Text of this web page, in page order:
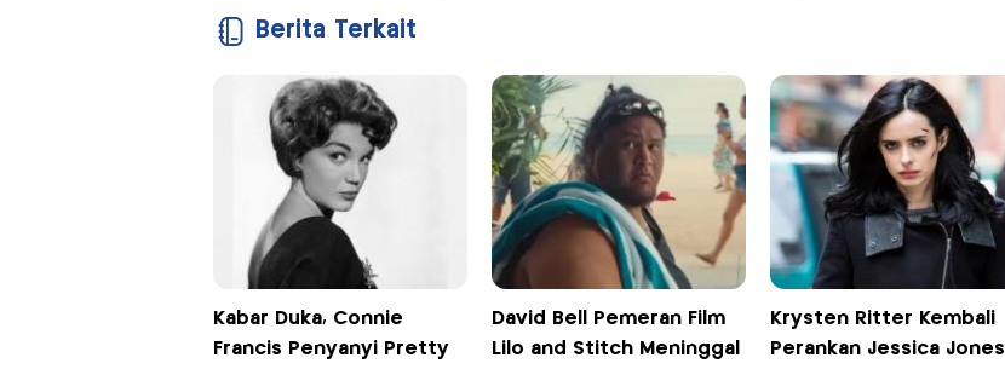
Berita Terkait
Kabar Duka, Connie
Francis Penyanyi Pretty
David Bell Pemeran Film
Lilo and Stitch Meninggal
Krysten Ritter Kembali
Perankan Jessica Jones